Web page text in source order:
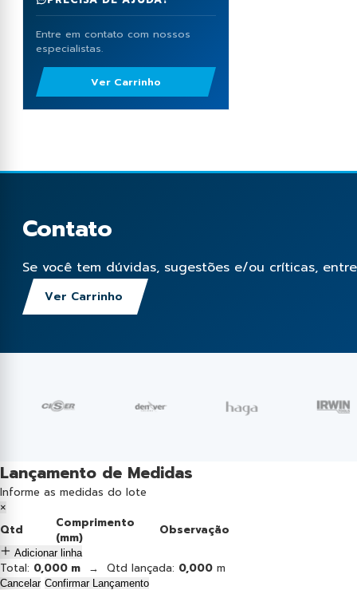
Entre em contato com nossos
especialistas.
Ver Carrinho
Contato
Se você tem dúvidas, sugestões e/ou críticas,
Ver Carrinho
Lançamento de Medidas
Informe as medidas do lote
×
Qtd
Comprimento
(mm)
Observação
Adicionar linha
Total: 0,000 m → Qtd lançada: 0,000 m
Cancelar Confirmar Lançamento